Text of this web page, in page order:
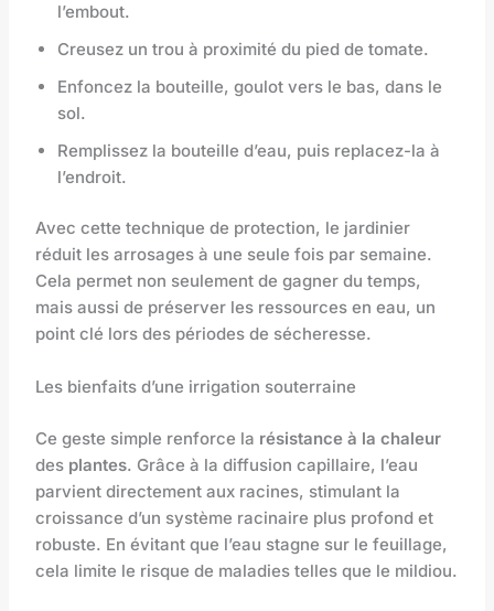
l’embout.
Creusez un trou à proximité du pied de tomate.
Enfoncez la bouteille, goulot vers le bas, dans le
sol.
Remplissez la bouteille d’eau, puis replacez-la à
l’endroit.
Avec cette technique de protection, le jardinier
réduit les arrosages à une seule fois par semaine.
Cela permet non seulement de gagner du temps,
mais aussi de préserver les ressources en eau, un
point clé lors des périodes de sécheresse.
Les bienfaits d’une irrigation souterraine
Ce geste simple renforce la résistance à la chaleur
des plantes. Grâce à la diffusion capillaire, l’eau
parvient directement aux racines, stimulant la
croissance d’un système racinaire plus profond et
robuste. En évitant que l’eau stagne sur le feuillage,
cela limite le risque de maladies telles que le mildiou.